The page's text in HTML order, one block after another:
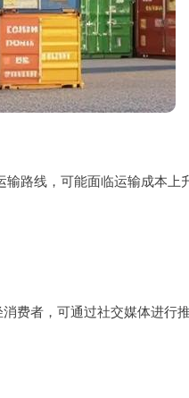
输路线，可能面临运输成本上
费者，可通过社交媒体进行推